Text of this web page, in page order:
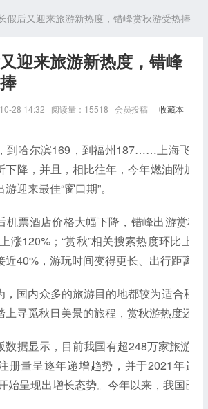
假后又迎来旅游新热度，错峰赏秋游受热捧
迎来旅游新热度，错峰
28 14:32 阅读量：15518 会员投稿 收藏本
到哈尔滨169，到福州187……上海飞到
下降，并且，相比往年，今年燃油附加
迎来最佳“窗口期”。
机票酒店价格大幅下降，错峰出游赏秋
涨120%；“赏秋”相关搜索热度环比上
近40%，游玩时间变得更长、出行距离
，国内众多的旅游目的地都较为适合秋
上寻觅秋日美景的旅程，赏秋游热度还
数据显示，目前我国有超248万家旅游
册量呈逐年递增趋势，并于2021年达
始呈现出增长态势。今年以来，我国已